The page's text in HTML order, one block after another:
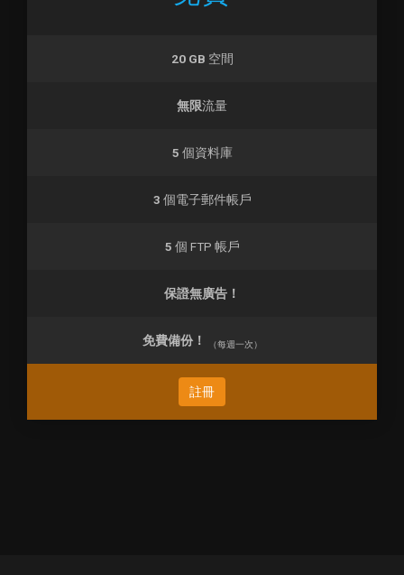
20 GB 空間
無限流量
5 個資料庫
3 個電子郵件帳戶
5 個 FTP 帳戶
保證無廣告！
免費備份！ （每週一次）
註冊